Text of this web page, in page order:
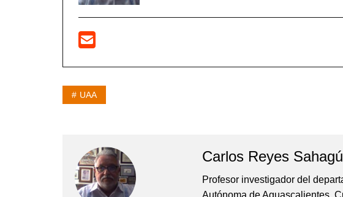
UAA
Carlos Reyes
Profesor investigador del
Autónoma de Aguascalientes,